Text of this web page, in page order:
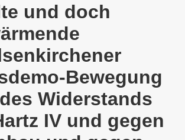
und doch
Bewegung
Widerstands
IV und gegen
Diskriminierung und der
der Koordinierungsgruppe
gegen Arbeitsplatzvernichtung
und gegen Frank Oettler
von Stuttgart, von Erfurt
um 17.30 Uhr auf dem